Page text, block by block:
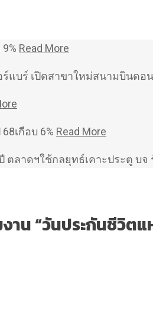
Read More
ร์แบร์ เปิดสาขาใหม่สนามบินดอ
เกือบ 6% Read More
ตลาดฯใช้กลยุทธ์เคาะประตู บจ
าน “วันประกันชีวิต